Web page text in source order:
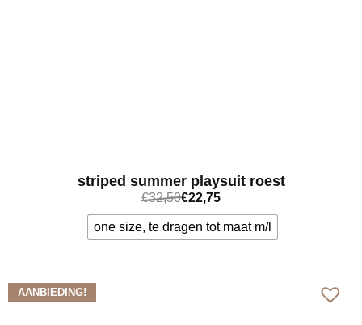
striped summer playsuit roest
€32,50€22,75
one size, te dragen tot maat m/l
AANBIEDING!